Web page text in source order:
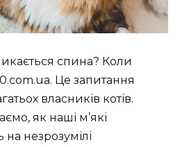
спина? Коли
Це запитання
власників котів.
як наші м’які
незрозумілі